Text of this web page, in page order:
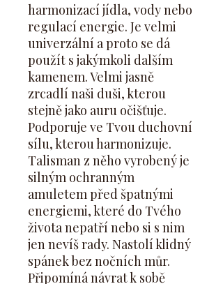
harmonizací jídla, vody nebo
regulací energie. Je velmi
univerzální a proto se dá
použít s jakýmkoli dalším
kamenem. Velmi jasně
zrcadlí naši duši, kterou
stejně jako auru očišťuje.
Podporuje ve Tvou duchovní
sílu, kterou harmonizuje.
Talisman z něho vyrobený je
silným ochranným
amuletem před špatnými
energiemi, které do Tvého
života nepatří nebo si s nim
jen nevíš rady. Nastolí klidný
spánek bez nočních můr.
Připomíná návrat k sobě